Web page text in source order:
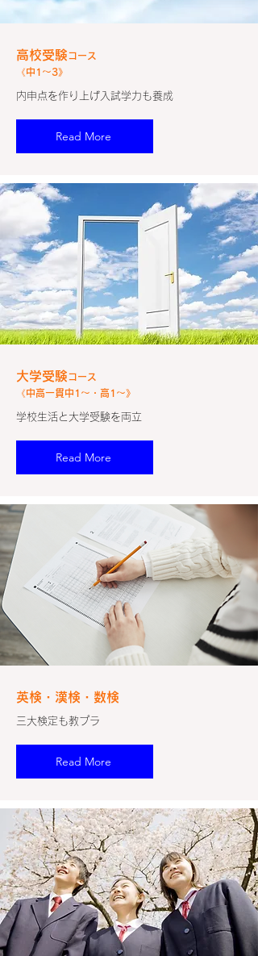
高校受験コース
《中1～3》
内申点を作り上げ入試学力も養成
Read More
大学受験コース
《中高一貫中1～・高1～》
学校生活と大学受験を両立
Read More
英検・漢検・数検
三大検定も教プラ
Read More